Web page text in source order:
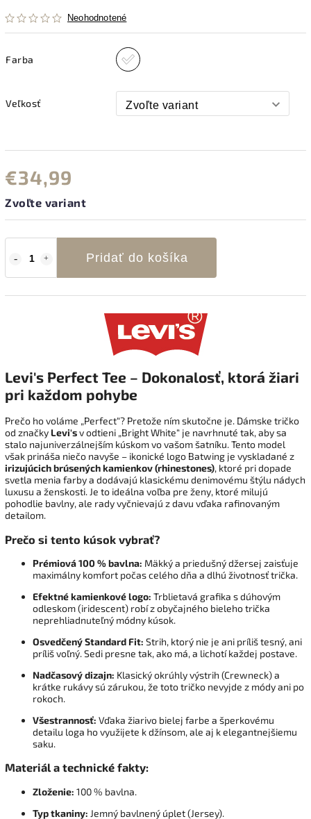
Neohodnotené
Farba
Veľkosť
€34,99
Zvoľte variant
Pridať do košíka
Levi's Perfect Tee – Dokonalosť, ktorá žiari
pri každom pohybe
Prečo ho voláme „Perfect“? Pretože ním skutočne je. Dámske tričko
od značky Levi'sv odtieni „Bright White“ je navrhnuté tak, aby sa
stalo najuniverzálnejším kúskom vo vašom šatníku. Tento model
však prináša niečo navyše – ikonické logo Batwing je vyskladané z
irizujúcich brúsených kamienkov (rhinestones), ktoré pri dopade
svetla menia farby a dodávajú klasickému denimovému štýlu nádych
luxusu a ženskosti. Je to ideálna voľba pre ženy, ktoré milujú
pohodlie bavlny, ale rady vyčnievajú z davu vďaka rafinovaným
detailom.
Prečo si tento kúsok vybrať?
Prémiová 100 % bavlna: Mäkký a priedušný džersej zaisťuje
maximálny komfort počas celého dňa a dlhú životnosť trička.
Efektné kamienkové logo: Trblietavá grafika s dúhovým
odleskom (iridescent) robí z obyčajného bieleho trička
neprehliadnuteľný módny kúsok.
Osvedčený Standard Fit: Strih, ktorý nie je ani príliš tesný, ani
príliš voľný. Sedi presne tak, ako má, a lichotí každej postave.
Nadčasový dizajn: Klasický okrúhly výstrih (Crewneck) a
krátke rukávy sú zárukou, že toto tričko nevyjde z módy ani po
rokoch.
Všestrannosť: Vďaka žiarivo bielej farbe a šperkovému
detailu loga ho využijete k džínsom, ale aj k elegantnejšiemu
saku.
Materiál a technické fakty:
Zloženie: 100 % bavlna.
Typ tkaniny: Jemný bavlnený úplet (Jersey).